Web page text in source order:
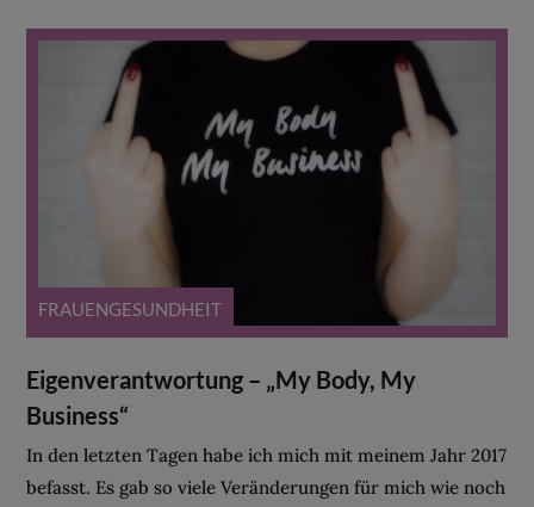
FRAUENGESUNDHEIT
Eigenverantwortung – „My Body, My
Business“
In den letzten Tagen habe ich mich mit meinem Jahr 2017
befasst. Es gab so viele Veränderungen für mich wie noch